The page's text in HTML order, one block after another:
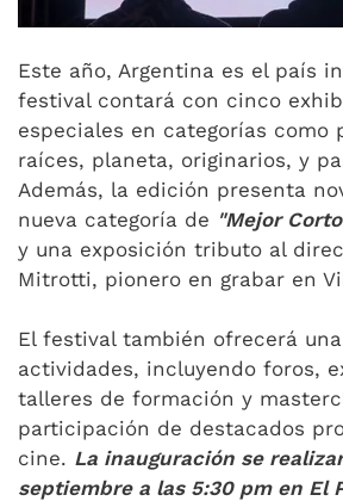
Este año, Argentina es el país
festival contará con cinco
especiales en categorías como
raíces, planeta, originarios, y
Además, la edición presenta
nueva categoría de "Mejor
y una exposición tributo al
Mitrotti, pionero en grabar en
El festival también ofrecerá
actividades, incluyendo foros,
talleres de formación y
participación de destacados
cine. La inauguración se
septiembre a las 5:30 pm en El